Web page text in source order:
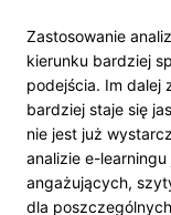
Zastosowanie
kierunku bardziej
podejścia. Im dalej
bardziej staje się
nie jest już
analizie e-
angażujących,
dla